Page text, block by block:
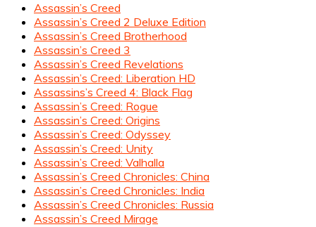
Assassin’s Creed
Assassin’s Creed 2 Deluxe Edition
Assassin’s Creed Brotherhood
Assassin’s Creed 3
Assassin’s Creed Revelations
Assassin’s Creed: Liberation HD
Assassins’s Creed 4: Black Flag
Assassin’s Creed: Rogue
Assassin’s Creed: Origins
Assassin’s Creed: Odyssey
Assassin’s Creed: Unity
Assassin’s Creed: Valhalla
Assassin’s Creed Chronicles: China
Assassin’s Creed Chronicles: India
Assassin’s Creed Chronicles: Russia
Assassin’s Creed Mirage